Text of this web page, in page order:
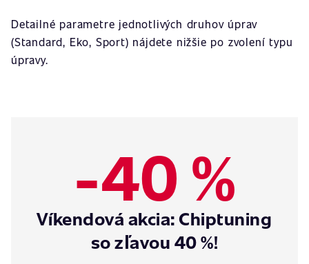
Detailné parametre jednotlivých druhov úprav
(Standard, Eko, Sport) nájdete nižšie po zvolení typu
úpravy.
-40 %
Víkendová akcia: Chiptuning
so zľavou 40 %!